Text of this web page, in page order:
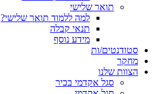
תואר שלישי
למה ללמוד תואר שלישי?
תנאי קבלה
מידע נוסף
סטודנטים/ות
מחקר
הצוות שלנו
סגל אקדמי בכיר